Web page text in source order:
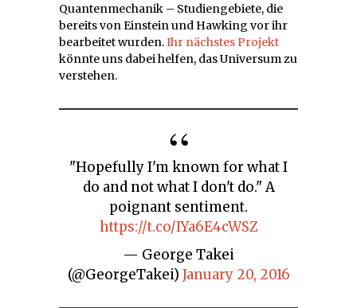
Quantenmechanik – Studiengebiete, die
bereits von Einstein und Hawking vor ihr
bearbeitet wurden.Ihr nächstes Projekt
könnte uns dabei helfen, das Universum zu
verstehen.
"Hopefully I'm known for what I
do and not what I don't do." A
poignant sentiment.
https://t.co/IYa6E4cWSZ
— George Takei
(@GeorgeTakei) January 20, 2016